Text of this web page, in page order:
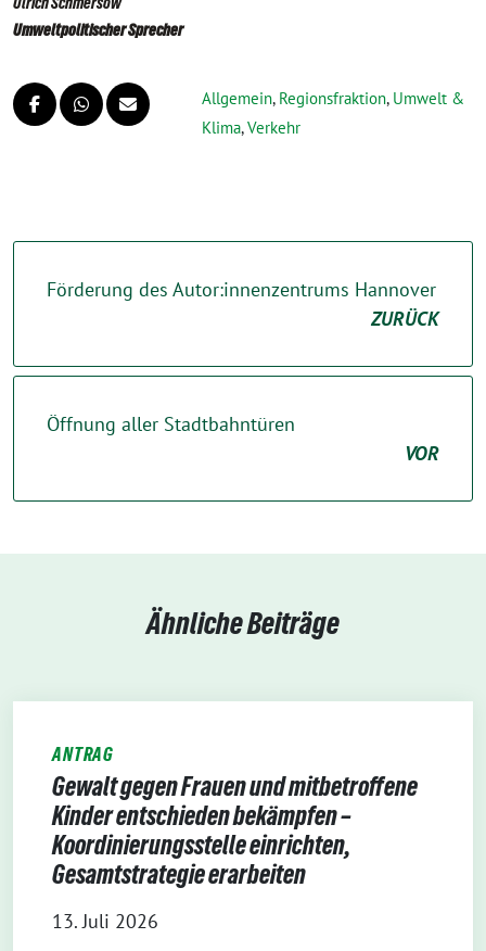
Umweltpolitischer Sprecher
Allgemein, Regionsfraktion, Umwelt &
Klima,Verkehr
Förderung des Autor:innenzentrums Hannover
ZURÜCK
Öffnung aller Stadtbahntüren
VOR
Ähnliche Beiträge
ANTRAG
Gewalt gegen Frauen und mitbetroffene
Kinder entschieden bekämpfen –
Koordinierungsstelle einrichten,
Gesamtstrategie erarbeiten
13. Juli 2026